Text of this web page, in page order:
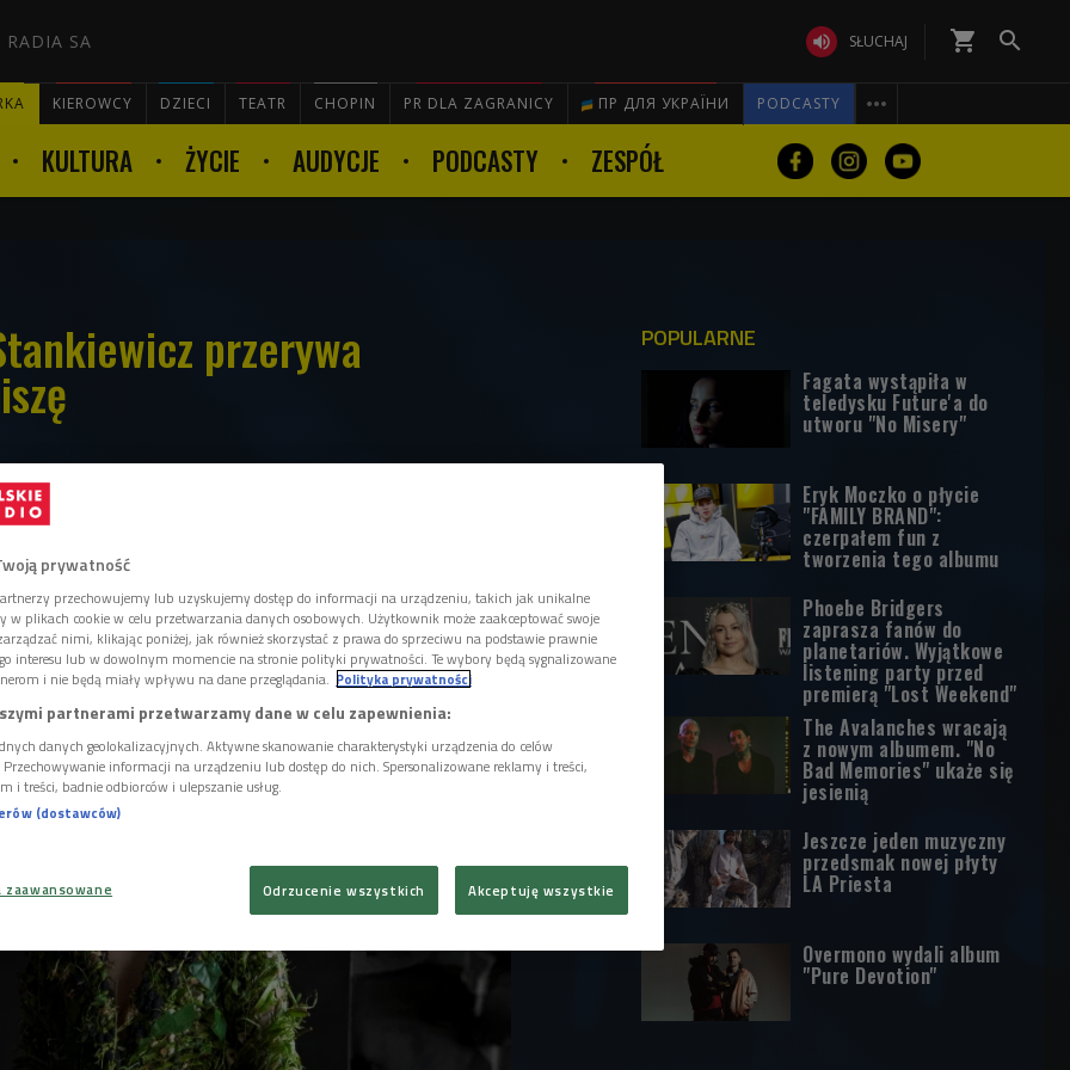
RADIA SA  SŁUCHAJ shopping_cart 
KIEROWCY DZIECI TEATR CHOPIN PR DLA ZAGRANICY ПР ДЛЯ УКРАЇНИ PODCASTY 

KULTURA ŻYCIE AUDYCJE PODCASTY ZESPÓŁ
przerywa
po ośmiu latach przerwy powraca z
brakuje głosów, że wydawnictwo "Lucy
największą pozytywną niespodzianką
muzycznej. - Jestem bardzo ciekawa, jak
przyjęty, bo z pewnością wiele osób
w Czwórce artystka.
POPULARNE
Fagata wystąpiła w
teledysku Future'a do
utworu "No Misery"
Eryk Moczko o płycie
"FAMILY BRAND":
czerpałem fun z
tworzenia tego albumu
Phoebe Bridgers
zaprasza fanów do
planetariów. Wyjątkowe
listening party przed
premierą "Lost Weekend"
The Avalanches wracają
z nowym albumem. "No
Bad Memories" ukaże się
jesienią
Jeszcze jeden muzyczny
przedsmak nowej płyty
LA Priesta
Overmono wydali album
"Pure Devotion"
prywatność
przechowujemy lub uzyskujemy dostęp do informacji na urządzeniu, takich jak unikalne
w plikach cookie w celu przetwarzania danych osobowych. Użytkownik może zaakceptować swoje
nimi, klikając poniżej, jak również skorzystać z prawa do sprzeciwu na podstawie prawnie
interesu lub w dowolnym momencie na stronie polityki prywatności. Te wybory będą sygnalizowane
i nie będą miały wpływu na dane przeglądania. Polityka prywatności
partnerami przetwarzamy dane w celu zapewnienia:
danych geolokalizacyjnych. Aktywne skanowanie charakterystyki urządzenia do celów
informacji na urządzeniu lub dostęp do nich. Spersonalizowane reklamy i treści,
i treści, badnie odbiorców i ulepszanie usług.
(dostawców)
Odrzucenie wszystkich Akceptuję wszystkie